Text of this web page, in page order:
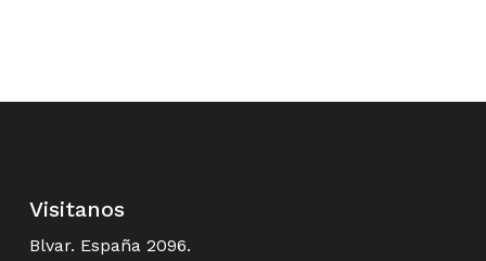
Visitanos
Blvar. España 2096.